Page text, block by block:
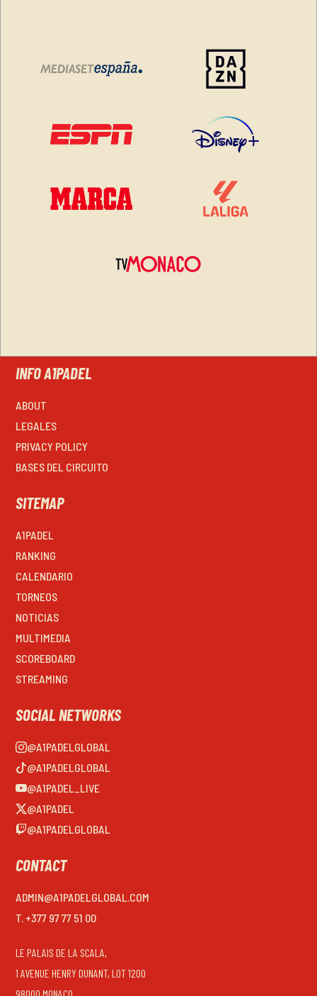
INFO A1PADEL
ABOUT
LEGALES
PRIVACY POLICY
BASES DEL CIRCUITO
SITEMAP
A1PADEL
RANKING
CALENDARIO
TORNEOS
NOTICIAS
MULTIMEDIA
SCOREBOARD
STREAMING
SOCIAL NETWORKS
@A1PADELGLOBAL
@A1PADELGLOBAL
@A1PADEL_LIVE
@A1PADEL
@A1PADELGLOBAL
CONTACT
ADMIN@A1PADELGLOBAL.COM
T. +377 97 77 51 00
LE PALAIS DE LA SCALA,
1 AVENUE HENRY DUNANT, LOT 1200